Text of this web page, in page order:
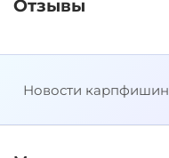
Отзывы
Новости